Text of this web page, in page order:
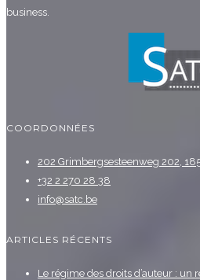
business.
COORDONNÉES
202 Grimbergsesteenweg 202,
+32 2 270 28 38
info@satc.be
ARTICLES RÉCENTS
Le régime des droits d’auteur : un